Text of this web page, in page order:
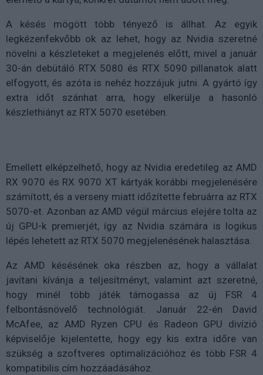
A késés mögött több tényező is állhat. Az egyik
legkézenfekvőbb ok az lehet, hogy az Nvidia szeretné
növelni a készleteket a megjelenés előtt, mivel a január
30-án debütáló RTX 5080 és RTX 5090 pillanatok alatt
elfogyott, és azóta is nehéz hozzájuk jutni. A gyártó így
extra időt szánhat arra, hogy elkerülje a hasonló
készlethiányt az RTX 5070 esetében.
Emellett elképzelhető, hogy az Nvidia eredetileg az AMD
RX 9070 és RX 9070 XT kártyák korábbi megjelenésére
számított, és a verseny miatt időzítette februárra az RTX
5070-et. Azonban az AMD végül március elejére tolta az
új GPU-k premierjét, így az Nvidia számára is logikus
lépés lehetett az RTX 5070 megjelenésének halasztása.
Az AMD késésének oka részben az, hogy a vállalat
javítani kívánja a teljesítményt, valamint azt szeretné,
hogy minél több játék támogassa az új FSR 4
felbontásnövelő technológiát. Január 22-én David
McAfee, az AMD Ryzen CPU és Radeon GPU divízió
képviselője kijelentette, hogy egy kis extra időre van
szükség a szoftveres optimalizációhoz és több FSR 4
kompatibilis cím hozzáadásához.